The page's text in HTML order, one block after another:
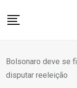
Bolsonaro deve se
disputar reeleição